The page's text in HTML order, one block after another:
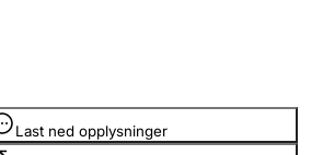
slette
Last ned opplysninger